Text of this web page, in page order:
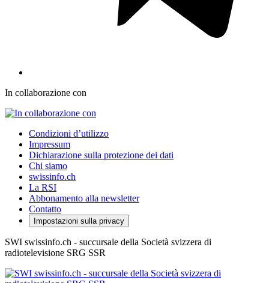
In collaborazione con
Condizioni d’utilizzo
Impressum
Dichiarazione sulla protezione dei dati
Chi siamo
swissinfo.ch
La RSI
Abbonamento alla newsletter
Contatto
Impostazioni sulla privacy
SWI swissinfo.ch - succursale della Società svizzera di
radiotelevisione SRG SSR